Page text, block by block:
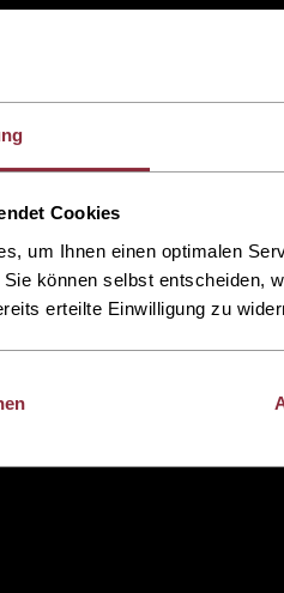
Cookies
um Ihnen einen optimalen
können selbst entscheiden,
erteilte Einwilligung zu